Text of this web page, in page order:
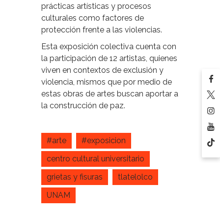
prácticas artísticas y procesos
culturales como factores de
protección frente a las violencias.
Esta exposición colectiva cuenta con
la participación de 12 artistas, quienes
viven en contextos de exclusión y
violencia, mismos que por medio de
estas obras de artes buscan aportar a
la construcción de paz.
#arte
#exposicion
centro cultural universitario
grietas y fisuras
tlatelolco
UNAM